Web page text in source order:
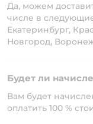
Да, можем
числе в
Екатеринбург,
Новгород,
Будет ли
Вам будет
оплатить 100 %